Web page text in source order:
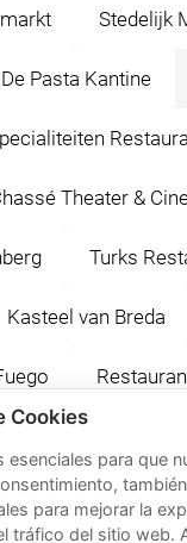
Stedelijk
De Pasta Kantine
Theater &
Turks
Kasteel van Breda
Zeezicht
Cookies
esenciales para que
para mejorar la
tráfico del sitio web.